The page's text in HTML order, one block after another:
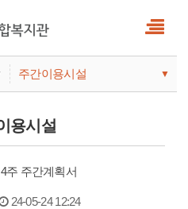
주간이용시설 ▼
주간보호
용시설
주 주간계획서
24-05-24 12:24